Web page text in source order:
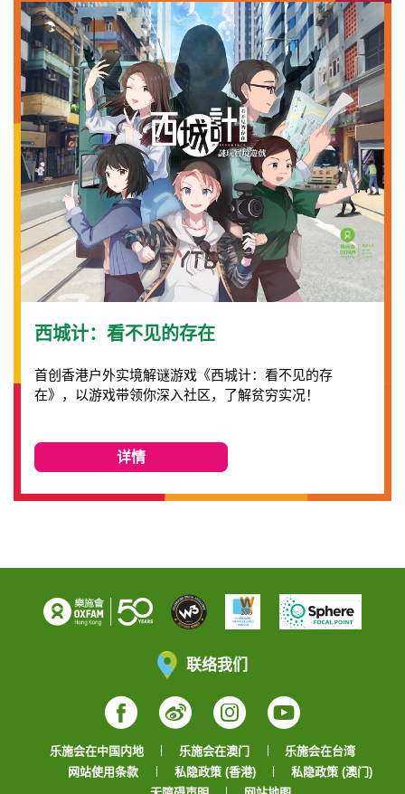
西城计：看不见的存在
首创香港户外实境解谜游戏《西城计：看不见的存
在》，以游戏带领你深入社区，了解贫穷实况！
详情
联络我们
Facebook
WeiboInstagram
YouTube
乐施会在中国内地 乐施会在澳门
乐施会在台湾
网站使用条款
私隐政策 (香港)
私隐政策 (澳门)